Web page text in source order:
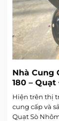
Nhà Cung
180 –
Hiện trên thị
cung cấp và
Quạt Sò